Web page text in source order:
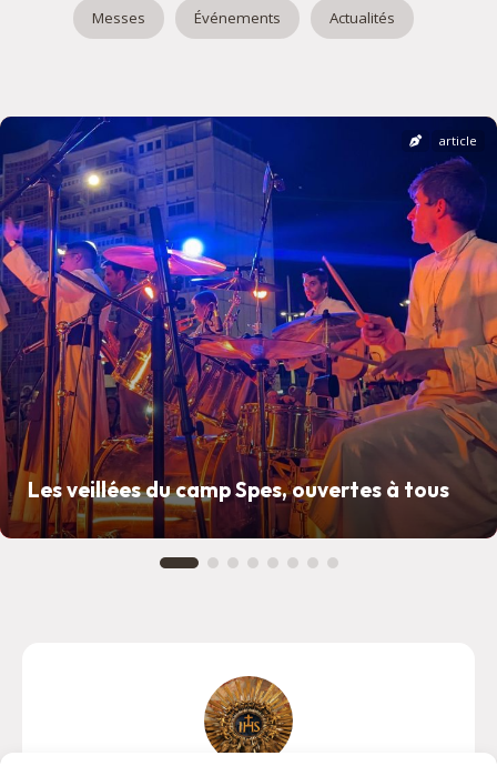
Messes Événements Actualités
Les veillées du camp Spes, ouvertes à tous
article